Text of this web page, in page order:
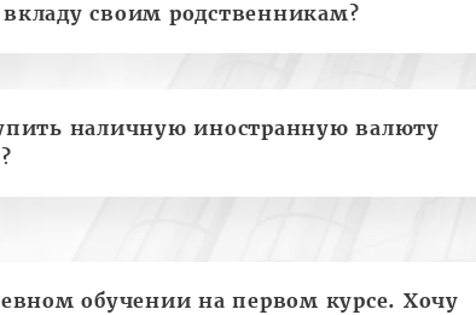
своим родственникам?
наличную иностранную валюту
обучении на первом курсе. Хочу